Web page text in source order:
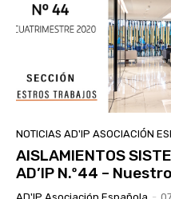
NOTICIAS AD'IP ASOCIACIÓN
AISLAMIENTOS
AD’IP N.º44 –